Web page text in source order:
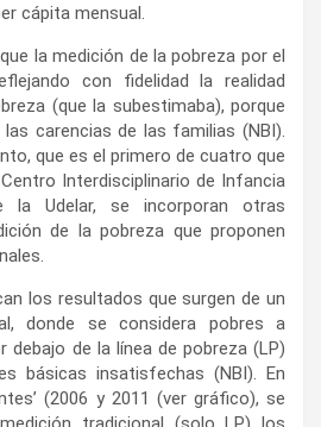
cápita mensual.
la medición de la pobreza por el
con fidelidad la realidad
(que la subestimaba), porque
carencias de las familias (NBI).
que es el primero de cuatro que
Interdisciplinario de Infancia
la Udelar, se incorporan otras
de la pobreza que proponen
los resultados que surgen de un
donde se considera pobres a
debajo de la línea de pobreza (LP)
básicas insatisfechas (NBI). En
(2006 y 2011 (ver gráfico), se